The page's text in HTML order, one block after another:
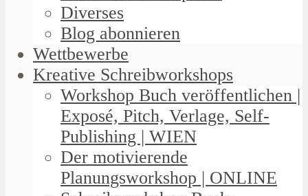
Diverses
Blog abonnieren
Wettbewerbe
Kreative Schreibworkshops
Workshop Buch veröffentlichen |
Exposé, Pitch, Verlage, Self-
Publishing | WIEN
Der motivierende
Planungsworkshop | ONLINE